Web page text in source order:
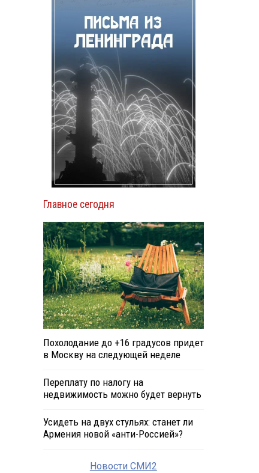
Главное сегодня
Похолодание до +16 градусов придет
в Москву на следующей неделе
Переплату по налогу на
недвижимость можно будет вернуть
Усидеть на двух стульях: станет ли
Армения новой «анти-Россией»?
Новости СМИ2